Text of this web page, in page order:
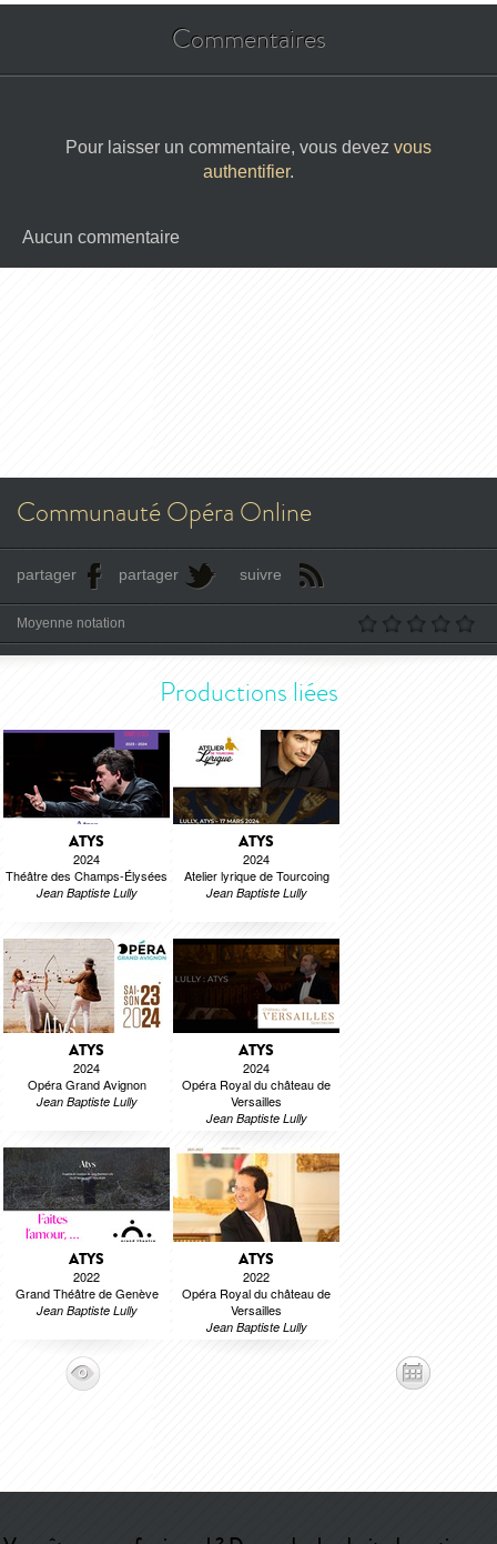
Commentaires
Pour laisser un commentaire, vous devez vous
authentifier.
Aucun commentaire
Communauté Opéra Online
partager partager suivre
Moyenne notation
Productions liées
ATYS
2024
Théâtre des Champs-Élysées
Jean Baptiste Lully
ATYS
2024
Atelier lyrique de Tourcoing
Jean Baptiste Lully
ATYS
2024
Opéra Grand Avignon
Jean Baptiste Lully
ATYS
2024
Opéra Royal du château de
Versailles
Jean Baptiste Lully
ATYS
2022
Grand Théâtre de Genève
Jean Baptiste Lully
ATYS
2022
Opéra Royal du château de
Versailles
Jean Baptiste Lully